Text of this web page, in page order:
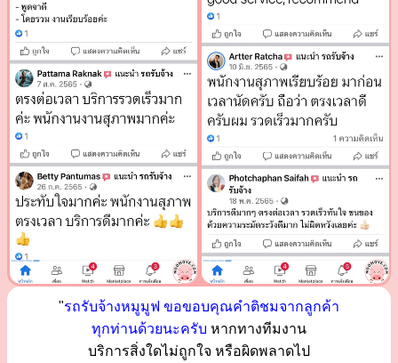
"รถรับจ้างหมูมูฟ ขอขอบคุณคำติชมจากลูกค้า
ทุกท่านด้วยนะครับ หากทางทีมงาน
บริการสิ่งใดไม่ถูกใจ หรือผิดพลาดไป